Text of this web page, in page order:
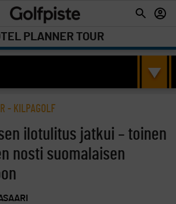
PLANNER TOUR
- KILPAGOLF
ilotulitus jatkui – toinen
nosti suomalaisen